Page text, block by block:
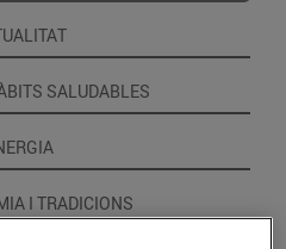
SALUDABLES
I TRADICIONS